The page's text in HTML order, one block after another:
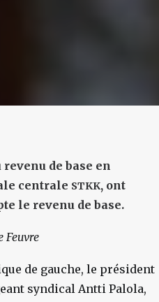
de base en
centrale STKK, ont
le revenu de base.
Feuvre
de gauche, le président
syndical Antti Palola,